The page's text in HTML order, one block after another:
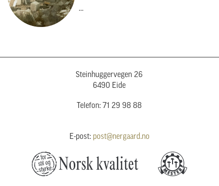
Steinhuggervegen 26
6490 Eide
Telefon: 71 29 98 88
E-post: post@nergaard.no